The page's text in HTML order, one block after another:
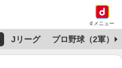
dメニュー
Jリーグ プロ野球（2軍）